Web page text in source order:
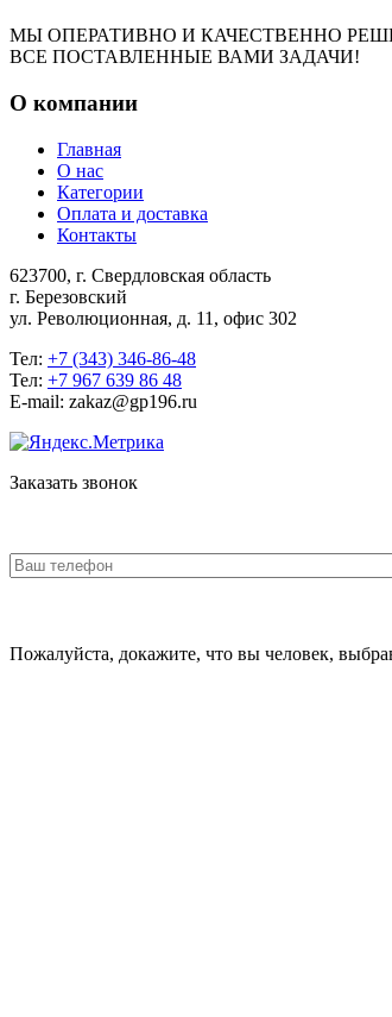
МЫ ОПЕРАТИВНО И КАЧЕСТВЕННО
ВСЕ ПОСТАВЛЕННЫЕ ВАМИ ЗАДАЧИ!
О компании
Главная
О нас
Категории
Оплата и доставка
Контакты
623700, г. Свердловская область
г. Березовский
ул. Революционная, д. 11, офис 302
Тел: +7 (343) 346-86-48
Тел: +7 967 639 86 48
E-mail: zakaz@gp196.ru
Заказать звонок
Пожалуйста, докажите, что вы человек,